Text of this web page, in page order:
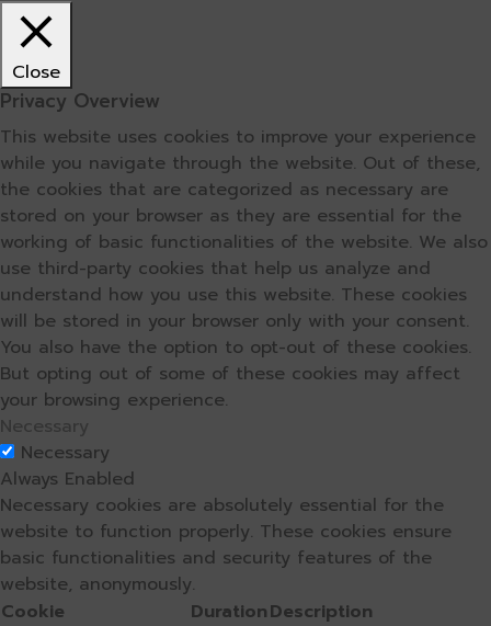
Close
Privacy Overview
This website uses cookies to improve your experience
while you navigate through the website. Out of these,
the cookies that are categorized as necessary are
stored on your browser as they are essential for the
working of basic functionalities of the website. We also
use third-party cookies that help us analyze and
understand how you use this website. These cookies
will be stored in your browser only with your consent.
You also have the option to opt-out of these cookies.
But opting out of some of these cookies may affect
your browsing experience.
Necessary
Necessary
Always Enabled
Necessary cookies are absolutely essential for the
website to function properly. These cookies ensure
basic functionalities and security features of the
website, anonymously.
Cookie
DurationDescription